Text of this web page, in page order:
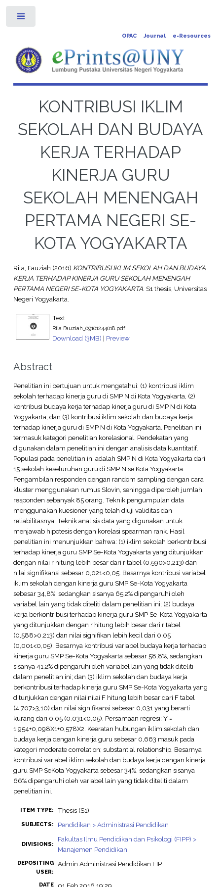
OPAC Journal e-Resources
KONTRIBUSI IKLIM
SEKOLAH DAN BUDAYA
KERJA TERHADAP
KINERJA GURU
SEKOLAH MENENGAH
PERTAMA NEGERI SE-
KOTA YOGYAKARTA
Rila, Fauziah (2016) KONTRIBUSI IKLIM SEKOLAH DAN BUDAYA
KERJA TERHADAP KINERJA GURU SEKOLAH MENENGAH
PERTAMA NEGERI SE-KOTA YOGYAKARTA. S1 thesis, Universitas
Negeri Yogyakarta.
Text
Rila Fauziah_09101244018.pdf
Download (3MB) | Preview
Abstract
Penelitian ini bertujuan untuk mengetahui: (1) kontribusi iklim
sekolah terhadap kinerja guru di SMP N di Kota Yogyakarta, (2)
kontribusi budaya kerja terhadap kinerja guru di SMP N di Kota
Yogyakarta, dan (3) kontribusi iklim sekolah dan budaya kerja
terhadap kinerja guru di SMP N di Kota Yogyakarta. Penelitian ini
termasuk kategori penelitian korelasional. Pendekatan yang
digunakan dalam penelitian ini dengan analisis data kuantitatif.
Populasi pada penelitian ini adalah SMP N di Kota Yogyakarta dari
15 sekolah keseluruhan guru di SMP N se Kota Yogyakarta.
Pengambilan responden dengan random sampling dengan cara
kluster menggunakan rumus Slovin, sehingga diperoleh jumlah
responden sebanyak 85 orang. Teknik pengumpulan data
menggunakan kuesioner yang telah diuji validitas dan
reliabilitasnya. Teknik analisis data yang digunakan untuk
menjawab hipotesis dengan korelasi spearman rank. Hasil
penelitian ini menunjukkan bahwa: (1) iklim sekolah berkontribusi
terhadap kinerja guru SMP Se-Kota Yogyakarta yang ditunjukkan
dengan nilai r hitung lebih besar dari r tabel (0,590>0,213) dan
nilai signifikansi sebesar 0,021<0,05. Besarnya kontribusi variabel
iklim sekolah dengan kinerja guru SMP Se-Kota Yogyakarta
sebesar 34,8%, sedangkan sisanya 65,2% dipengaruhi oleh
variabel lain yang tidak diteliti dalam penelitian ini; (2) budaya
kerja berkontribusi terhadap kinerja guru SMP Se-Kota Yogyakarta
yang ditunjukkan dengan r hitung lebih besar dari r tabel
(0,588>0,213) dan nilai signifikan lebih kecil dari 0,05
(0,001<0,05). Besarnya kontribusi variabel budaya kerja terhadap
kinerja guru SMP Se-Kota Yogyakarta sebesar 58,8%, sedangkan
sisanya 41,2% dipengaruhi oleh variabel lain yang tidak diteliti
dalam penelitian ini; dan (3) iklim sekolah dan budaya kerja
berkontribusi terhadap kinerja guru SMP Se-Kota Yogyakarta yang
ditunjukkan dengan nilai nilai F hitung lebih besar dari F tabel
(4,707>3,10) dan nilai signifikansi sebesar 0,031 yang berarti
kurang dari 0,05 (0,031<0,05). Persamaan regresi: Y =
1,954+0,098X1+0,578X2. Keeratan hubungan iklim sekolah dan
budaya kerja dengan kinerja guru sebesar 0,663 masuk pada
kategori moderate correlation; substantial relationship. Besarnya
kontribusi variabel iklim sekolah dan budaya kerja dengan kinerja
guru SMP SeKota Yogyakarta sebesar 34%, sedangkan sisanya
66% dipengaruhi oleh variabel lain yang tidak diteliti dalam
penelitian ini.
ITEM TYPE: Thesis (S1)
SUBJECTS: Pendidikan > Administrasi Pendidikan
DIVISIONS:
Fakultas Ilmu Pendidikan dan Psikologi (FIPP) >
Manajemen Pendidikan
DEPOSITING
USER:
Admin Administrasi Pendidikan FIP
DATE